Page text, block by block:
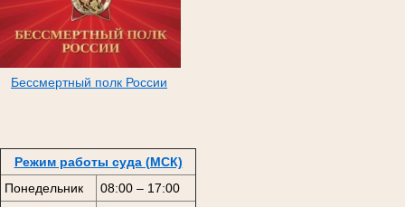
Бессмертный полк России
Режим работы суда (МСК)
Понедельник
08:00 – 17:00